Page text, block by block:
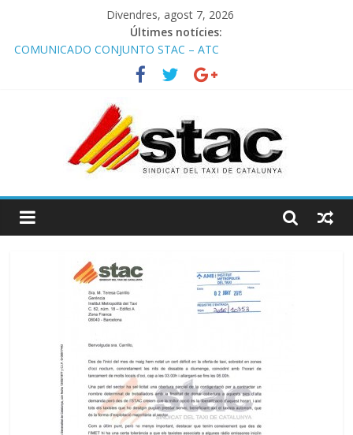
Divendres, agost 7, 2026
Últimes notícies:
COMUNICADO CONJUNTO STAC – ATC
Comunicado STAC/ ATC de la reunión con los Mossos d
‘Esquadra del aeropuerto de Barcelona.
Programa de Radio TAXI LIBRE 29.07.2026 en COOLTURA FM.
STAC/ATC SOLICITAN TAULA TÈCNICA PARA MEJORAR LA
OPERATIVA DE ENTRADA EN EL PUERTO DE BARCELONA.
Programa de Radio TAXI LIBRE 22.07.2026 en COOLTURA FM.